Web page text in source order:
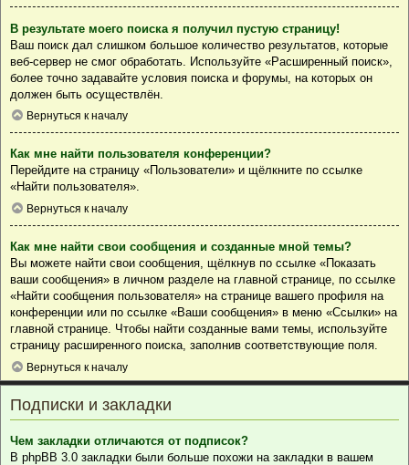
В результате моего поиска я получил пустую страницу!
Ваш поиск дал слишком большое количество результатов, которые
веб-сервер не смог обработать. Используйте «Расширенный поиск»,
более точно задавайте условия поиска и форумы, на которых он
должен быть осуществлён.
Вернуться к началу
Как мне найти пользователя конференции?
Перейдите на страницу «Пользователи» и щёлкните по ссылке
«Найти пользователя».
Вернуться к началу
Как мне найти свои сообщения и созданные мной темы?
Вы можете найти свои сообщения, щёлкнув по ссылке «Показать
ваши сообщения» в личном разделе на главной странице, по ссылке
«Найти сообщения пользователя» на странице вашего профиля на
конференции или по ссылке «Ваши сообщения» в меню «Ссылки» на
главной странице. Чтобы найти созданные вами темы, используйте
страницу расширенного поиска, заполнив соответствующие поля.
Вернуться к началу
Подписки и закладки
Чем закладки отличаются от подписок?
В phpBB 3.0 закладки были больше похожи на закладки в вашем